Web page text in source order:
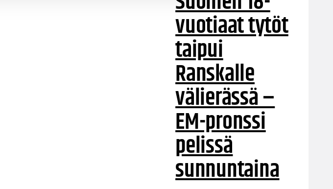
vuotiaat tytöt
taipui
Ranskalle
välierässä –
EM-pronssi
pelissä
sunnuntaina